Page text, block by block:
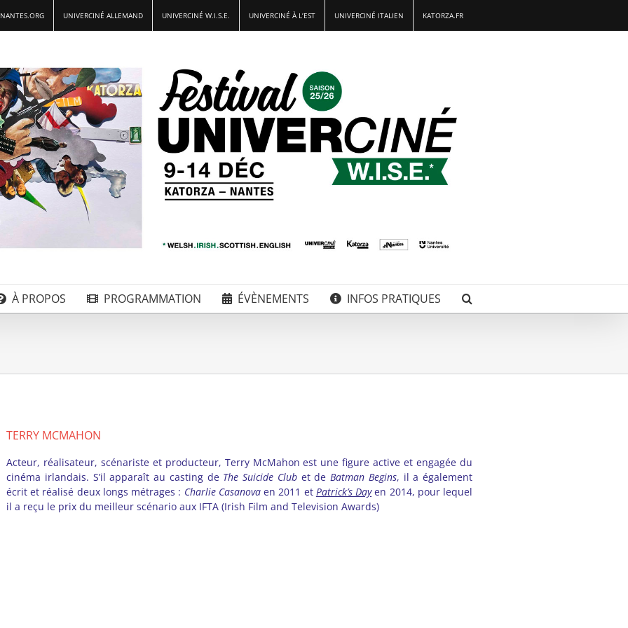
UNIVERCINÉ ALLEMAND UNIVERCINÉ W.I.S.E. UNIVERCINÉ À L’EST UNIVERCINÉ ITALIEN KATORZA.FR
À PROPOS PROGRAMMATION ÉVÈNEMENTS INFOS PRATIQUES
TERRY MCMAHON
Acteur, réalisateur, scénariste et producteur, Terry McMahon est une figure active et engagée du
cinéma irlandais. S’il apparaît au casting deThe Suicide Clubet de Batman Begins, il a également
écrit et réalisé deux longs métrages : Charlie Casanovaen 2011 et Patrick’s Dayen 2014, pour lequel
il a reçu le prix du meilleur scénario aux IFTA (Irish Film and Television Awards)